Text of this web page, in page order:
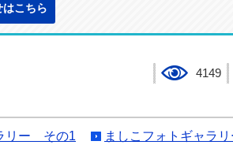
こちら
4149
リー その1 ましこフォトギャラ